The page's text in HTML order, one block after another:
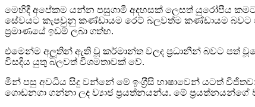
මෙහිදී අපේකම යන්න පසුගාමී අදහසක් ලෙසත් යුරෝපීය
සේවයට කැපවුනු කණ්ඩායම රෙට් බලවත්ම කණ්ඩායම බවට
ප‍්‍රමාණයේ ඉඩම් ලබා ගත්හ.
එමෙන්ම අලූතින් ඇති වූ කර්මාන්ත වලද ප‍්‍රධානීන් බවට පත්
විසදිය යුතු බලවත් විශමතාවක් වේ.
මින් පසු අවධිය සිදු වන්නේ මේ ඉංග‍්‍රීසි භාෂාවෙන් යටත්
ගොඩනගා ගන්නා ලද ව්‍යාජ ප‍්‍රයත්නයන්ය. මේ ප‍්‍රයත්නයන්ගේ